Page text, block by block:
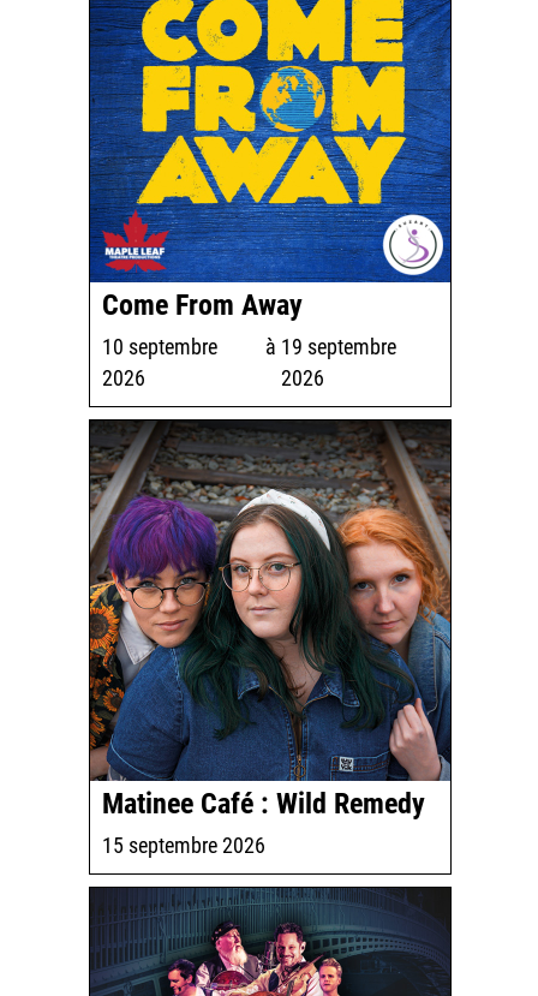
Come From Away
10 septembre
2026
à 19 septembre
2026
Matinee Café : Wild Remedy
15 septembre 2026